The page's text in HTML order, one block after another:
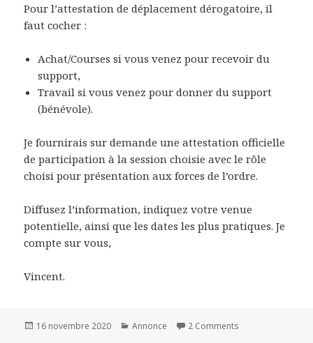
Pour l’attestation de déplacement dérogatoire, il
faut cocher :
Achat/Courses si vous venez pour recevoir du
support,
Travail si vous venez pour donner du support
(bénévole).
Je fournirais sur demande une attestation officielle
de participation à la session choisie avec le rôle
choisi pour présentation aux forces de l’ordre.
Diffusez l’information, indiquez votre venue
potentielle, ainsi que les dates les plus pratiques. Je
compte sur vous,
Vincent.
Posted
16 novembre 2020 Categories
Annonce 2 Comments